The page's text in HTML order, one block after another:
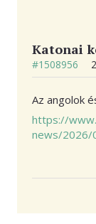
Katonai
#1508956
Az angolok
https://
news/2026/